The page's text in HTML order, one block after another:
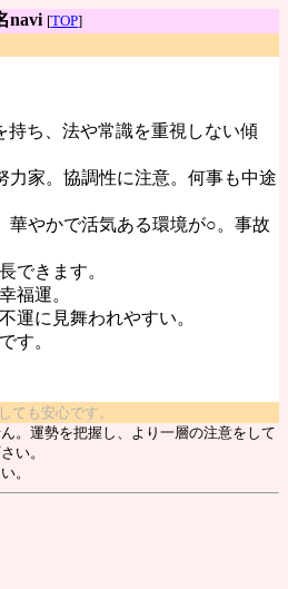
navi [TOP]
持ち、法や常識を重視しない傾
力家。協調性に注意。何事も中途
華やかで活気ある環境が○。事故
できます。
福運。
に見舞われやすい。
す。
ても安心です。
。運勢を把握し、より一層の注意をして
い。
。